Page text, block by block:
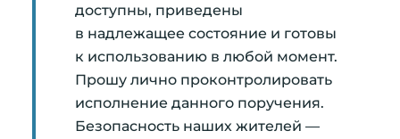
доступны, приведены
в надлежащее состояние и готовы
к использованию в любой момент.
Прошу лично проконтролировать
исполнение данного поручения.
Безопасность наших жителей —